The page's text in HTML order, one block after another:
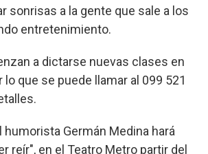
sonrisas a la gente que sale a los
entretenimiento.
a dictarse nuevas clases en
lo que se puede llamar al 099 521
humorista Germán Medina hará
reír", en el Teatro Metro partir del